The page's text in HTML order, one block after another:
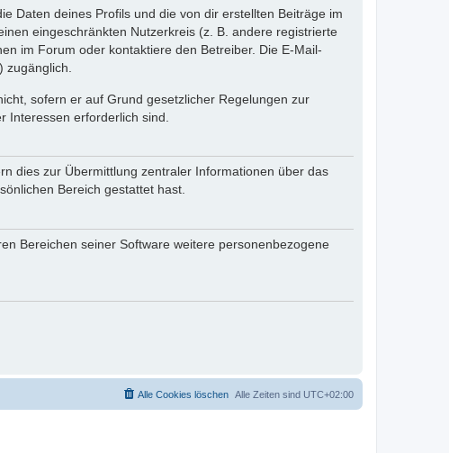
Daten deines Profils und die von dir erstellten Beiträge im
eingeschränkten Nutzerkreis (z. B. andere registrierte
im Forum oder kontaktiere den Betreiber. Die E-Mail-
sofern er auf Grund gesetzlicher Regelungen zur
Interessen erforderlich sind.
dies zur Übermittlung zentraler Informationen über das
Bereich gestattet hast.
Bereichen seiner Software weitere personenbezogene
Alle Zeiten sind UTC+02:00
Alle Cookies löschen